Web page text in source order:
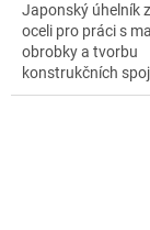
Japonský úhelník
oceli pro práci s
obrobky a tvorbu
konstrukčních
škála v mm.